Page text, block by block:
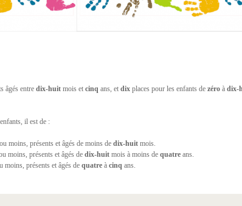
âgés entre dix-huit mois et cinq ans, et dix places pour les enfants de zéro à dix-
il est de :
moins, présents et âgés de moins dedix-huit mois.
moins, présents et âgés dedix-huit mois à moins dequatre ans.
moins, présents et âgés dequatre àcinq ans.